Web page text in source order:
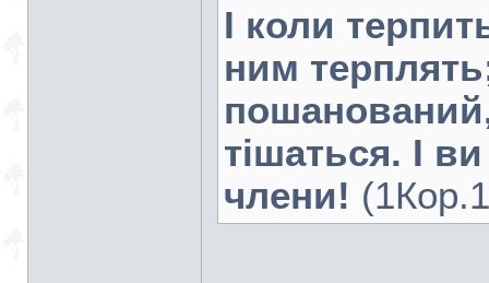
І коли
ним
тішаться. І
члени!